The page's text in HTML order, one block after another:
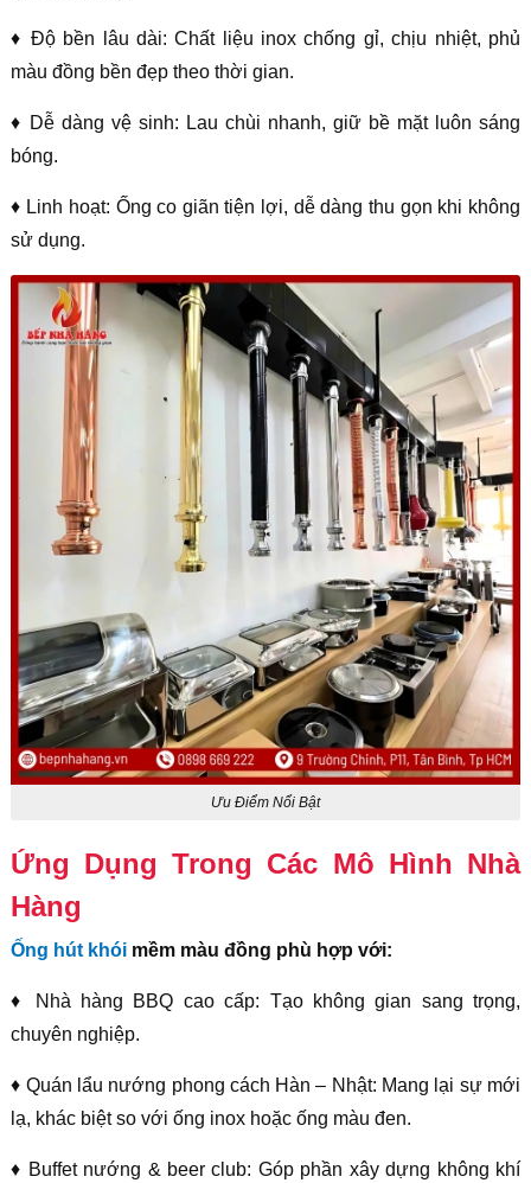
♦ Độ bền lâu dài: Chất liệu inox chống gỉ, chịu nhiệt, phủ
màu đồng bền đẹp theo thời gian.
♦ Dễ dàng vệ sinh: Lau chùi nhanh, giữ bề mặt luôn sáng
bóng.
♦ Linh hoạt: Ống co giãn tiện lợi, dễ dàng thu gọn khi không
sử dụng.
Ưu Điểm Nổi Bật
Ứng Dụng Trong Các Mô Hình Nhà
Hàng
Ống hút khóimềm màu đồng phù hợp với:
♦ Nhà hàng BBQ cao cấp: Tạo không gian sang trọng,
chuyên nghiệp.
♦ Quán lẩu nướng phong cách Hàn – Nhật: Mang lại sự mới
lạ, khác biệt so với ống inox hoặc ống màu đen.
♦ Buffet nướng & beer club: Góp phần xây dựng không khí